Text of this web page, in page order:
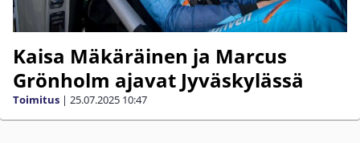
Kaisa Mäkäräinen ja Marcus
Grönholm ajavat Jyväskylässä
Toimitus | 25.07.2025 10:47